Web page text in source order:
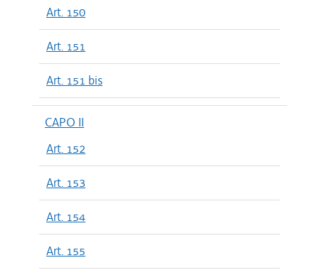
Art. 150
Art. 151
Art. 151 bis
CAPO II
Art. 152
Art. 153
Art. 154
Art. 155